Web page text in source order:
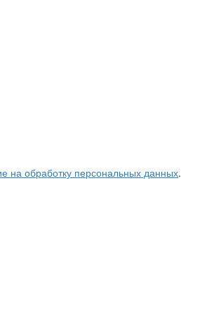
на обработку персональных данных.